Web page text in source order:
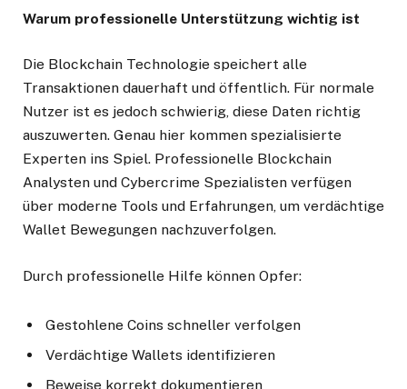
Warum professionelle Unterstützung wichtig ist
Die Blockchain Technologie speichert alle
Transaktionen dauerhaft und öffentlich. Für normale
Nutzer ist es jedoch schwierig, diese Daten richtig
auszuwerten. Genau hier kommen spezialisierte
Experten ins Spiel. Professionelle Blockchain
Analysten und Cybercrime Spezialisten verfügen
über moderne Tools und Erfahrungen, um verdächtige
Wallet Bewegungen nachzuverfolgen.
Durch professionelle Hilfe können Opfer:
Gestohlene Coins schneller verfolgen
Verdächtige Wallets identifizieren
Beweise korrekt dokumentieren